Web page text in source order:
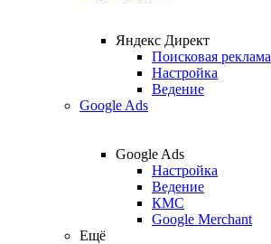
Яндекс Директ
Поисковая реклама
Настройка
Ведение
Google Ads
Google Ads
Настройка
Ведение
КМС
Google Merchant
Ещё